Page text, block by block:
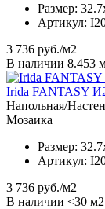
Размер:
Артикул:
3 736 руб./м2
В наличии 8.453
Irida FANTASY
Напольная/
Мозаика
Размер:
Артикул:
3 736 руб./м2
В наличии <30 м2